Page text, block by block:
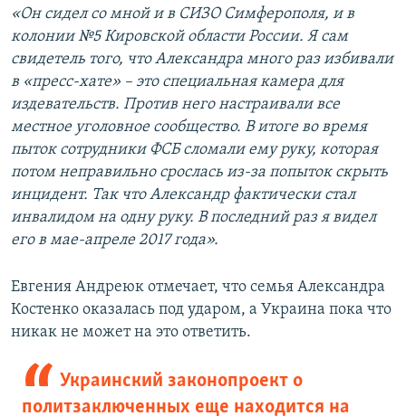
«Он сидел со мной и в СИЗО Симферополя, и в
колонии №5 Кировской области России. Я сам
свидетель того, что Александра много раз избивали
в «пресс-хате» – это специальная камера для
издевательств. Против него настраивали все
местное уголовное сообщество. В итоге во время
пыток сотрудники ФСБ сломали ему руку, которая
потом неправильно срослась из-за попыток скрыть
инцидент. Так что Александр фактически стал
инвалидом на одну руку. В последний раз я видел
его в мае-апреле 2017 года».
Евгения Андреюк отмечает, что семья Александра
Костенко оказалась под ударом, а Украина пока что
никак не может на это ответить.
Украинский законопроект о
политзаключенных еще находится на